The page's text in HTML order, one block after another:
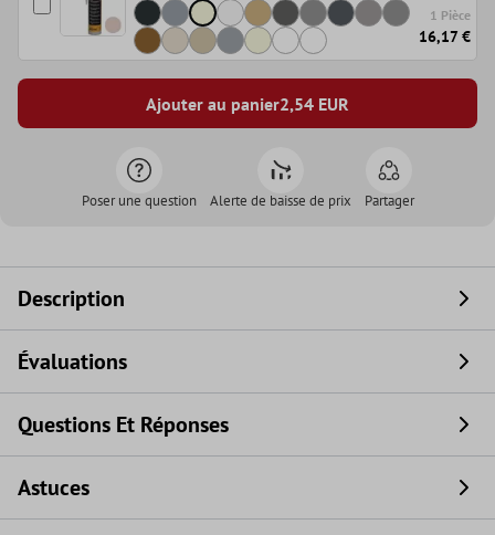
1 Pièce
16,17 €
Ajouter au panier2,54 EUR
Poser une question Alerte de baisse de prix Partager
Description
Évaluations
Questions Et Réponses
Astuces